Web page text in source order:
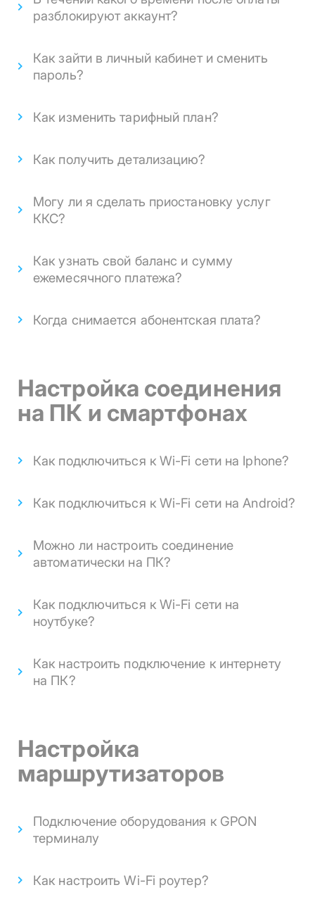
разблокируют аккаунт?
Как зайти в личный кабинет и сменить
пароль?
Как изменить тарифный план?
Как получить детализацию?
Могу ли я сделать приостановку услуг
ККС?
Как узнать свой баланс и сумму
ежемесячного платежа?
Когда снимается абонентская плата?
Настройка соединения
на ПК и смартфонах
Как подключиться к Wi-Fi сети на Iphone?
Как подключиться к Wi-Fi сети на Android?
Можно ли настроить соединение
автоматически на ПК?
Как подключиться к Wi-Fi сети на
ноутбуке?
Как настроить подключение к интернету
на ПК?
Настройка
маршрутизаторов
Подключение оборудования к GPON
терминалу
Как настроить Wi-Fi роутер?